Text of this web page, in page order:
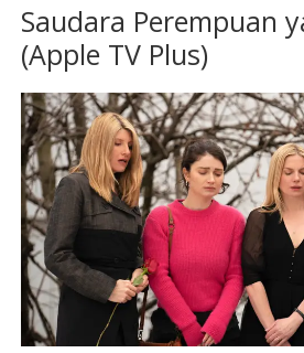
Saudara Perempuan
(Apple TV Plus)